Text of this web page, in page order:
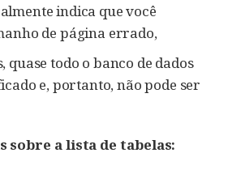
indica que você
de página errado,
quase todo o banco de dados
e, portanto, não pode ser
sobre a lista de tabelas: